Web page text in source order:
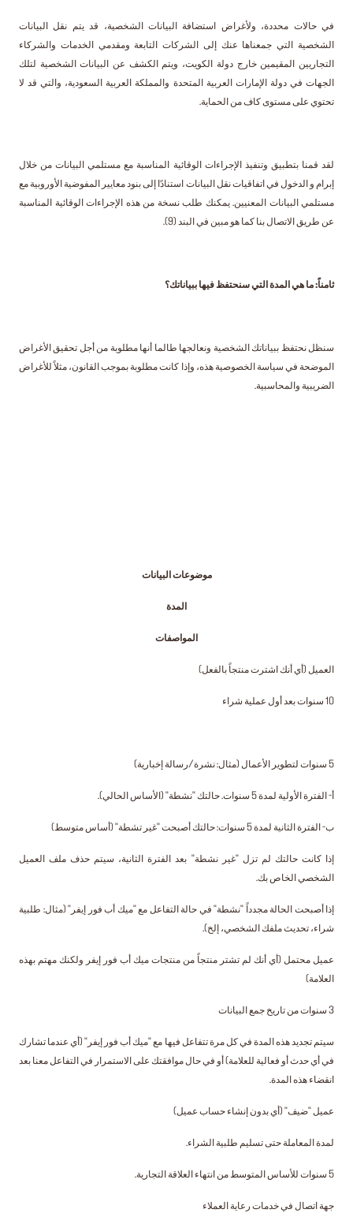
في حالات محددة، ولأغراض استضافة البيانات الشخصية، قد يتم نقل البيانات
الشخصية التي جمعناها عنك إلى الشركات التابعة ومقدمي الخدمات والشركاء
التجاريين المقيمين خارج دولة الكويت، ويتم الكشف عن البيانات الشخصية لتلك
الجهات في دولة الإمارات العربية المتحدة والمملكة العربية السعودية، والتي قد لا
تحتوي على مستوى كاف من الحماية.
لقد قمنا بتطبيق وتنفيذ الإجراءات الوقائية المناسبة مع مستلمي البيانات من خلال
إبرام و الدخول في اتفاقيات نقل البيانات استنادًا إلى بنود معايير المفوضية الأوروبية مع
مستلمي البيانات المعنيين. يمكنك طلب نسخة من هذه الإجراءات الوقائية المناسبة
عن طريق الاتصال بنا كما هو مبين في البند (9).
ثامناً: ما هي المدة التي سنحتفظ فيها ببياناتك؟
سنظل نحتفظ ببياناتك الشخصية ونعالجها طالما أنها مطلوبة من أجل تحقيق الأغراض
الموضحة في سياسة الخصوصية هذه، وإذا كانت مطلوبة بموجب القانون، مثلاً للأغراض
الضريبية والمحاسبية.
موضوعات البيانات
المدة
المواصفات
العميل (أي أنك اشترت منتجاً بالفعل)
10 سنوات بعد أول عملية شراء
5 سنوات لتطوير الأعمال (مثال: نشرة/رسالة إخبارية)
أ- الفترة الأولية لمدة 5 سنوات. حالتك "نشطة" (الأساس الحالي).
ب- الفترة الثانية لمدة 5 سنوات: حالتك أصبحت "غير تشطة" (أساس متوسط)
إذا كانت حالتك لم تزل "غير نشطة" بعد الفترة الثانية، سيتم حذف ملف العميل
الشخصي الخاص بك.
إذا أصبحت الحالة مجدداً "نشطة" في حالة التفاعل مع "ميك أب فور إيفر" (مثال: طلبية
شراء، تحديث ملفك الشخصي، إلخ).
عميل محتمل (أي أنك لم تشتر منتجاً من منتجات ميك أب فور إيفر ولكنك مهتم بهذه
العلامة)
3 سنوات من تاريخ جمع البيانات
سيتم تجديد هذه المدة في كل مرة تتفاعل فيها مع "ميك أب فور إيفر" (أي عندما تشارك
في أي حدث أو فعالية للعلامة) أو في حال موافقتك على الاستمرار في التفاعل معنا بعد
انقضاء هذه المدة.
عميل "ضيف" (أي بدون إنشاء حساب عميل)
لمدة المعاملة حتى تسليم طلبية الشراء.
5 سنوات للأساس المتوسط من انتهاء العلاقة التجارية.
جهة اتصال في خدمات رعاية العملاء